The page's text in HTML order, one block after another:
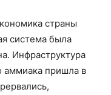
страны
система была
Инфраструктура
аммиака пришла в